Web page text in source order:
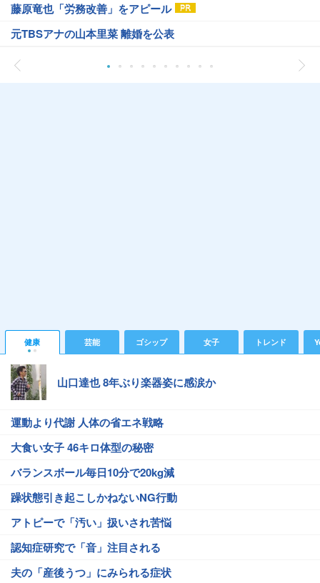
藤原竜也「労務改善」をアピール
元TBSアナの山本里菜 離婚を公表
健康 芸能 ゴシップ 女子 トレンド
山口達也 8年ぶり楽器姿に感涙か
運動より代謝 人体の省エネ戦略
大食い女子 46キロ体型の秘密
バランスボール毎日10分で20kg減
躁状態引き起こしかねないNG行動
アトピーで「汚い」扱いされ苦悩
認知症研究で「音」注目される
夫の「産後うつ」にみられる症状